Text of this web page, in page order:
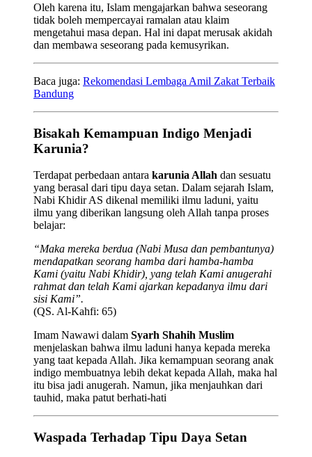
Oleh karena itu, Islam mengajarkan bahwa seseorang
tidak boleh mempercayai ramalan atau klaim
mengetahui masa depan. Hal ini dapat merusak akidah
dan membawa seseorang pada kemusyrikan.
Baca juga: Rekomendasi Lembaga Amil Zakat Terbaik
Bandung
Bisakah Kemampuan Indigo Menjadi
Karunia?
Terdapat perbedaan antara karunia Allah dan sesuatu
yang berasal dari tipu daya setan. Dalam sejarah Islam,
Nabi Khidir AS dikenal memiliki ilmu laduni, yaitu
ilmu yang diberikan langsung oleh Allah tanpa proses
belajar:
“Maka mereka berdua (Nabi Musa dan pembantunya)
mendapatkan seorang hamba dari hamba-hamba
Kami (yaitu Nabi Khidir), yang telah Kami anugerahi
rahmat dan telah Kami ajarkan kepadanya ilmu dari
sisi Kami”.
(QS. Al-Kahfi: 65)
Imam Nawawi dalam Syarh Shahih Muslim
menjelaskan bahwa ilmu laduni hanya kepada mereka
yang taat kepada Allah. Jika kemampuan seorang anak
indigo membuatnya lebih dekat kepada Allah, maka hal
itu bisa jadi anugerah. Namun, jika menjauhkan dari
tauhid, maka patut berhati-hati
Waspada Terhadap Tipu Daya Setan